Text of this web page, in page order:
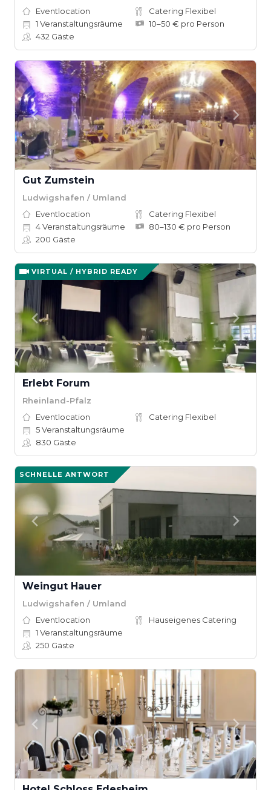
Eventlocation
Catering Flexibel
1 Veranstaltungsräume
10–50 € pro Person
432 Gäste
Gut Zumstein
Ludwigshafen / Umland
Eventlocation
Catering Flexibel
4Veranstaltungsräume
80–130 € pro Person
200 Gäste
VIRTUAL / HYBRID READY
Erlebt Forum
Rheinland-Pfalz
Eventlocation
Catering Flexibel
5Veranstaltungsräume
830 Gäste
SCHNELLE ANTWORT
Weingut Hauer
Ludwigshafen / Umland
Eventlocation
Hauseigenes Catering
1 Veranstaltungsräume
250 Gäste